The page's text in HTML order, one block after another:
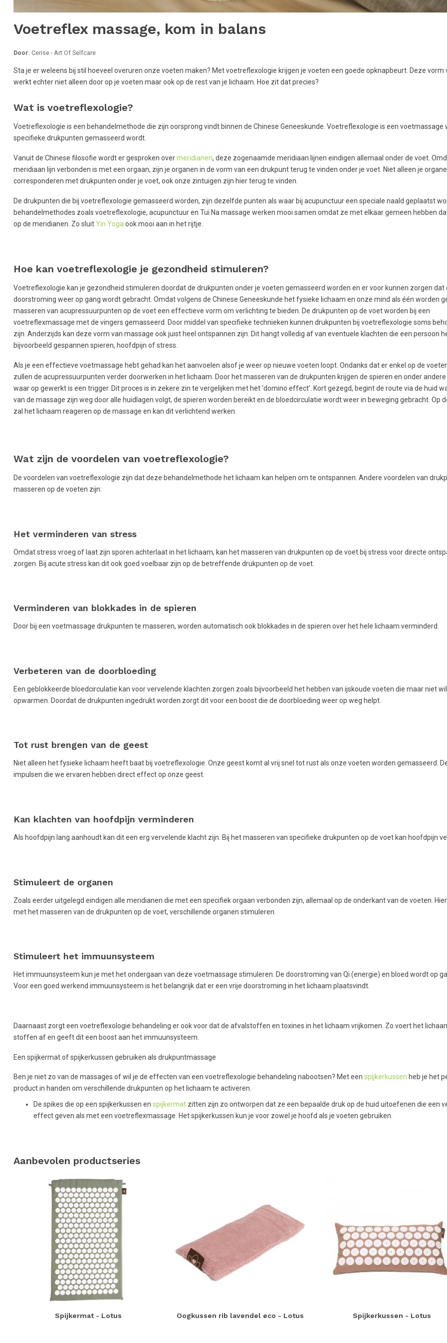
Voetreflex massage, kom in balans
Door: Cerise - Art Of Selfcare
Sta je er weleens bij stil hoeveel overuren onze voeten maken? Met voetreflexologie krijgen je voeten een goede opknapbeurt. Deze vorm
werkt echter niet alleen door op je voeten maar ook op de rest van je lichaam. Hoe zit dat precies?
Wat is voetreflexologie?
Voetreflexologie is een behandelmethode die zijn oorsprong vindt binnen de Chinese Geneeskunde. Voetreflexologie is een voetmassage
specifieke drukpunten gemasseerd wordt.
Vanuit de Chinese filosofie wordt er gesproken overmeridianen, deze zogenaamde meridiaan lijnen eindigen allemaal onder de voet.
meridiaan lijn verbonden is met een orgaan, zijn je organen in de vorm van een drukpunt terug te vinden onder je voet. Niet alleen je
corresponderen met drukpunten onder je voet, ook onze zintuigen zijn hier terug te vinden.
De drukpunten die bij voetreflexologie gemasseerd worden, zijn dezelfde punten als waar bij acupunctuur een speciale naald geplaatst
behandelmethodes zoals voetreflexologie, acupunctuur en Tui Na massage werken mooi samen omdat ze met elkaar gemeen hebben
op de meridianen. Zo sluitYin Yoga ook mooi aan in het rijtje.
Hoe kan voetreflexologie je gezondheid stimuleren?
Voetreflexologie kan je gezondheid stimuleren doordat de drukpunten onder je voeten gemasseerd worden en er voor kunnen zorgen dat
doorstroming weer op gang wordt gebracht. Omdat volgens de Chinese Geneeskunde het fysieke lichaam en onze mind als één worden
masseren van acupressuurpunten op de voet een effectieve vorm om verlichting te bieden. De drukpunten op de voet worden bij een
voetreflexmassage met de vingers gemasseerd. Door middel van specifieke technieken kunnen drukpunten bij voetreflexologie soms
zijn. Anderzijds kan deze vorm van massage ook juist heel ontspannen zijn. Dit hangt volledig af van eventuele klachten die een persoon
bijvoorbeeld gespannen spieren, hoofdpijn of stress.
Als je een effectieve voetmassage hebt gehad kan het aanvoelen alsof je weer op nieuwe voeten loopt. Ondanks dat er enkel op de
zullen de acupressuurpunten verder doorwerken in het lichaam. Door het masseren van de drukpunten krijgen de spieren en onder
waar op gewerkt is een trigger. Dit proces is in zekere zin te vergelijken met het ‘domino effect’. Kort gezegd, begint de route via de huid
van de massage zijn weg door alle huidlagen volgt, de spieren worden bereikt en de bloedcirculatie wordt weer in beweging gebracht. Op
zal het lichaam reageren op de massage en kan dit verlichtend werken.
Wat zijn de voordelen van voetreflexologie?
De voordelen van voetreflexologie zijn dat deze behandelmethode het lichaam kan helpen om te ontspannen. Andere voordelen van
masseren op de voeten zijn:
Het verminderen van stress
Omdat stress vroeg of laat zijn sporen achterlaat in het lichaam, kan het masseren van drukpunten op de voet bij stress voor directe
zorgen. Bij acute stress kan dit ook goed voelbaar zijn op de betreffende drukpunten op de voet.
Verminderen van blokkades in de spieren
Door bij een voetmassage drukpunten te masseren, worden automatisch ook blokkades in de spieren over het hele lichaam verminderd.
Verbeteren van de doorbloeding
Een geblokkeerde bloedcirculatie kan voor vervelende klachten zorgen zoals bijvoorbeeld het hebben van ijskoude voeten die maar niet
opwarmen. Doordat de drukpunten ingedrukt worden zorgt dit voor een boost die de doorbloeding weer op weg helpt.
Tot rust brengen van de geest
Niet alleen het fysieke lichaam heeft baat bij voetreflexologie. Onze geest komt al vrij snel tot rust als onze voeten worden gemasseerd.
impulsen die we ervaren hebben direct effect op onze geest.
Kan klachten van hoofdpijn verminderen
Als hoofdpijn lang aanhoudt kan dit een erg vervelende klacht zijn. Bij het masseren van specifieke drukpunten op de voet kan hoofdpijn
Stimuleert de organen
Zoals eerder uitgelegd eindigen alle meridianen die met een specifiek orgaan verbonden zijn, allemaal op de onderkant van de voeten.
met het masseren van de drukpunten op de voet, verschillende organen stimuleren.
Stimuleert het immuunsysteem
Het immuunsysteem kun je met het ondergaan van deze voetmassage stimuleren. De doorstroming van Qi (energie) en bloed wordt op
Voor een goed werkend immuunsysteem is het belangrijk dat er een vrije doorstroming in het lichaam plaatsvindt.
Daarnaast zorgt een voetreflexologie behandeling er ook voor dat de afvalstoffen en toxines in het lichaam vrijkomen. Zo voert het
stoffen af en geeft dit een boost aan het immuunsysteem.
Een spijkermat of spijkerkussen gebruiken als drukpuntmassage
Ben je niet zo van de massages of wil je de effecten van een voetreflexologie behandeling nabootsen? Met een spijkerkussen heb je het
product in handen om verschillende drukpunten op het lichaam te activeren.
De spikes die op een spijkerkussen en spijkermat zitten zijn zo ontworpen dat ze een bepaalde druk op de huid uitoefenen die een
effect geven als met een voetreflexmassage. Het spijkerkussen kun je voor zowel je hoofd als je voeten gebruiken.
Aanbevolen productseries
Spijkermat - Lotus Oogkussen rib lavendel eco - Lotus Spijkerkussen - Lotus